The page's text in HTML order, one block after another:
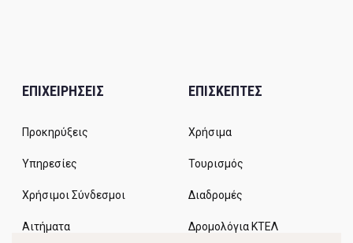
ΕΠΙΧΕΙΡΗΣΕΙΣ
Προκηρύξεις
Υπηρεσίες
Χρήσιμοι Σύνδεσμοι
Αιτήματα
ΕΠΙΣΚΕΠΤΕΣ
Χρήσιμα
Τουρισμός
Διαδρομές
Δρομολόγια ΚΤΕΛ